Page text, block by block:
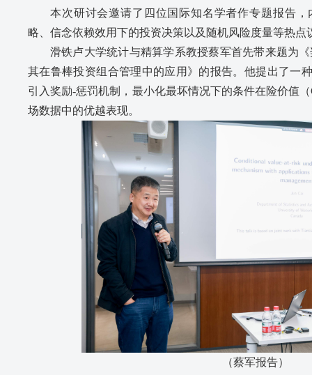
本次研讨会邀请了四位国际知名学者作专题报告
略、信念依赖效用下的投资决策以及随机风险度量等热点
滑铁卢大学统计与精算学系教授蔡军首先带来题为
其在鲁棒投资组合管理中的应用》的报告。他提出了一
引入奖励-惩罚机制，最小化最坏情况下的条件在险价值
场数据中的优越表现。
（蔡军报告）